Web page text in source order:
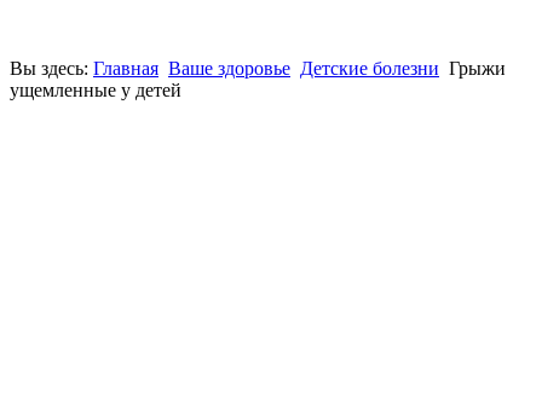
Вы здесь: Главная Ваше здоровье Детские болезни Грыжи
ущемленные у детей